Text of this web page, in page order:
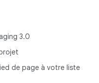
3.0
de page à votre liste